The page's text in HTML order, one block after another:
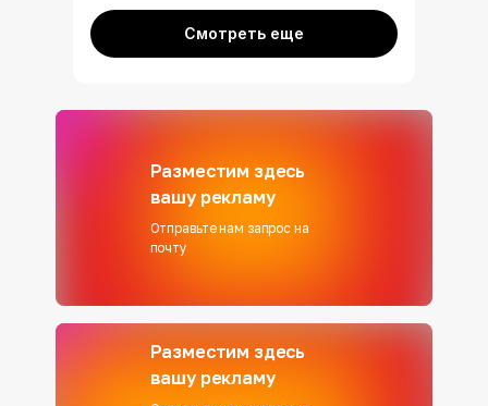
Смотреть еще
Разместим здесь
вашу рекламу
Отправьте нам запрос на
почту
Разместим здесь
вашу рекламу